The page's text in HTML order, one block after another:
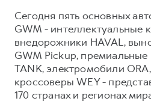
Сегодня пять основных
GWM - интеллектуальные
внедорожники HAVAL,
GWM Pickup,
TANK, электромобили
кроссоверы WEY -
170 странах и регионах